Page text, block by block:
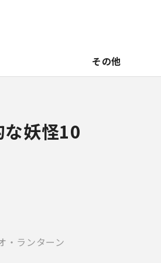
その他
な妖怪10
・ランターン